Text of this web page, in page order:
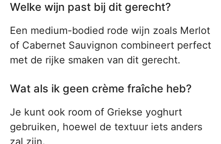
Welke wijn past bij dit gerecht?
Een medium-bodied rode wijn zoals Merlot
of Cabernet Sauvignon combineert perfect
met de rijke smaken van dit gerecht.
Wat als ik geen crème fraîche heb?
Je kunt ook room of Griekse yoghurt
gebruiken, hoewel de textuur iets anders
zal zijn.